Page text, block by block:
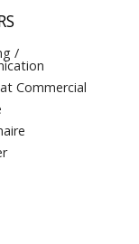
/
Commercial